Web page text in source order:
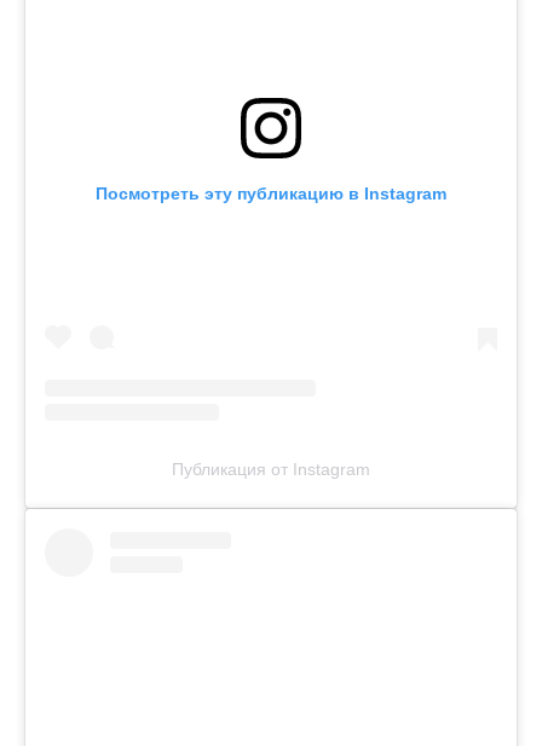
Посмотреть эту публикацию в Instagram
Публикация от Instagram